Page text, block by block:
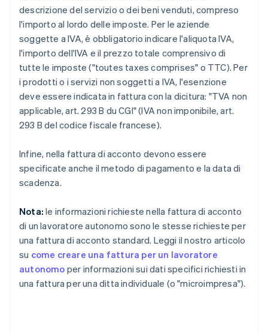
descrizione del servizio o dei beni venduti, compreso
l'importo al lordo delle imposte. Per le aziende
soggette a IVA, è obbligatorio indicare l'aliquota IVA,
l'importo dell'IVA e il prezzo totale comprensivo di
tutte le imposte ("toutes taxes comprises" o TTC). Per
i prodotti o i servizi non soggetti a IVA, l'esenzione
deve essere indicata in fattura con la dicitura: "TVA non
applicable, art. 293 B du CGI" (IVA non imponibile, art.
293 B del codice fiscale francese).
Infine, nella fattura di acconto devono essere
specificate anche il metodo di pagamento e la data di
scadenza.
Nota: le informazioni richieste nella fattura di acconto
di un lavoratore autonomo sono le stesse richieste per
una fattura di acconto standard. Leggi il nostro articolo
su come creare una fattura per un lavoratore
autonomo per informazioni sui dati specifici richiesti in
una fattura per una ditta individuale (o "microimpresa").